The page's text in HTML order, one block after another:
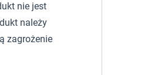
nie jest
należy
zagrożenie